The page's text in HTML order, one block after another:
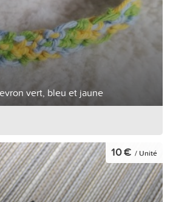
vert, bleu et jaune
10 € / Unité